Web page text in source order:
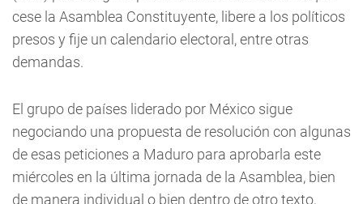
cese la Asamblea Constituyente, libere a los políticos
presos y fije un calendario electoral, entre otras
demandas.
El grupo de países liderado por México sigue
negociando una propuesta de resolución con algunas
de esas peticiones a Maduro para aprobarla este
miércoles en la última jornada de la Asamblea, bien
de manera individual o bien dentro de otro texto,